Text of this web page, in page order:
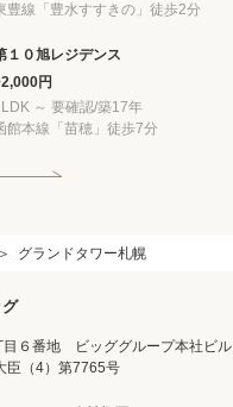
豊線「豊水すすきの」徒歩2分
１０旭レジデンス
円
～ 要確認/築17年
館本線「苗穂」徒歩7分
グランドタワー札幌
グ
目６番地 ビッググループ本社ビル
臣（4）第7765号